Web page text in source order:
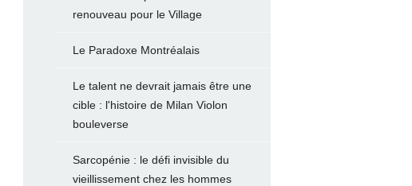
renouveau pour le Village
Le Paradoxe Montréalais
Le talent ne devrait jamais être une
cible : l'histoire de Milan Violon
bouleverse
Sarcopénie : le défi invisible du
vieillissement chez les hommes